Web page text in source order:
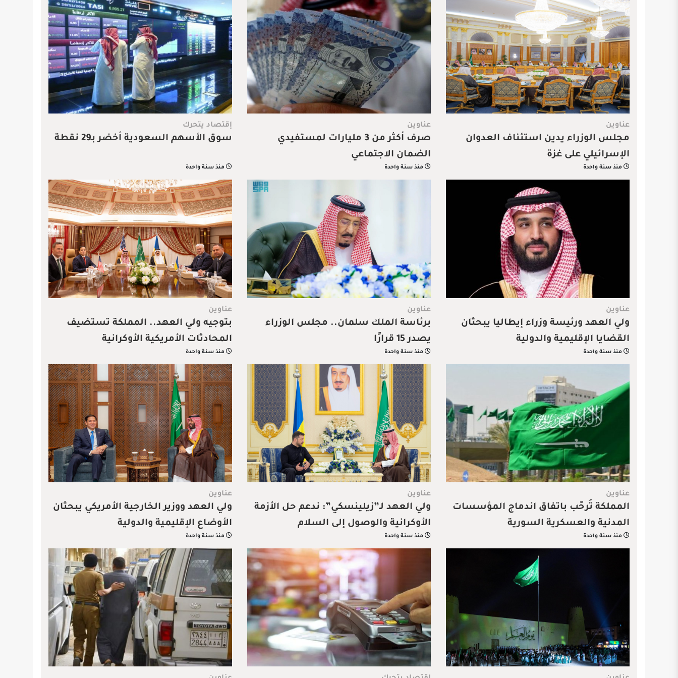
عناوين
مجلس الوزراء يدين استئناف العدوان
الإسرائيلي على غزة
منذ سنة واحدة
عناوين
صرف أكثر من 3 مليارات لمستفيدي
الضمان الاجتماعي
منذ سنة واحدة
إقتصاد يتحرك
سوق الأسهم السعودية أخضر بـ29 نقطة
منذ سنة واحدة
عناوين
ولي العهد ورئيسة وزراء إيطاليا يبحثان
القضايا الإقليمية والدولية
منذ سنة واحدة
عناوين
برئاسة الملك سلمان.. مجلس الوزراء
يصدر 15 قرارًا
منذ سنة واحدة
عناوين
بتوجيه ولي العهد.. المملكة تستضيف
المحادثات الأمريكية الأوكرانية
منذ سنة واحدة
عناوين
المملكة تُرحّب باتفاق اندماج المؤسسات
المدنية والعسكرية السورية
منذ سنة واحدة
عناوين
ولي العهد لـ”زيلينسكي”: ندعم حل الأزمة
الأوكرانية والوصول إلى السلام
منذ سنة واحدة
عناوين
ولي العهد ووزير الخارجية الأمريكي يبحثان
الأوضاع الإقليمية والدولية
منذ سنة واحدة